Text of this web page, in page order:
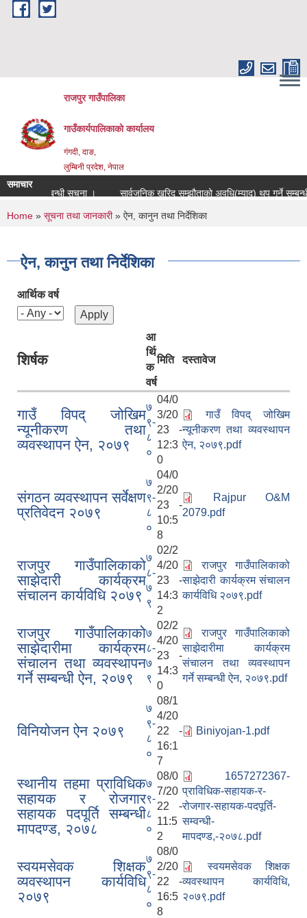
Skip to main content
राजपुर गाउँपालिका
गाउँकार्यपालिकाको कार्यालय
गंगदी, दाङ,
लुम्बिनी प्रदेश, नेपाल
समाचार
हुने सम्बन्धी सूचना ।
सार्वजनिक खरिद सम्झौताको अवधि(म्याद) थप गर्ने
You are here
Home » सूचना तथा जानकारी» ऐन, कानुन तथा निर्देशिका
ऐन, कानुन तथा निर्देशिका
आर्थिक वर्ष
शिर्षक
आ
र्थि
क
वर्ष
मिति दस्तावेज
गाउँ विपद् जोखिम
न्यूनीकरण तथा
व्यवस्थापन ऐन, २०७९
७
९-
८
०
04/0
3/20
23 -
12:3
0
गाउँ विपद् जोखिम
न्यूनीकरण तथा व्यवस्थापन
ऐन, २०७९.pdf
संगठन व्यवस्थापन सर्वेक्षण
प्रतिवेदन २०७९
७
९-
८
०
04/0
2/20
23 -
10:5
8
Rajpur O&M
2079.pdf
राजपुर गाउँपालिकाको
साझेदारी कार्यक्रम
संचालन कार्यविधि २०७९
७
८-
७
९
02/2
4/20
23 -
14:3
2
राजपुर गाउँपालिकाको
साझेदारी कार्यक्रम संचालन
कार्यविधि २०७९.pdf
राजपुर गाउँपालिकाको
साझेदारीमा कार्यक्रम
संचालन तथा व्यवस्थापन
गर्ने सम्बन्धी ऐन, २०७९
७
८-
७
९
02/2
4/20
23 -
14:3
0
राजपुर गाउँपालिकाको
साझेदारीमा कार्यक्रम
संचालन तथा व्यवस्थापन
गर्ने सम्बन्धी ऐन, २०७९.pdf
विनियोजन ऐन २०७९
७
९-
८
०
08/1
4/20
22 -
16:1
7
Biniyojan-1.pdf
स्थानीय तहमा प्राविधिक
सहायक र रोजगार
सहायक पदपूर्ति सम्बन्धी
मापदण्ड, २०७८
७
९-
८
०
08/0
7/20
22 -
11:5
2
1657272367-
प्राविधिक-सहायक-र-
रोजगार-सहायक-पदपूर्ति-
सम्वन्धी-
मापदण्ड,-२०७८.pdf
स्वयमसेवक शिक्षक
व्यवस्थापन कार्यविधि
२०७९
७
९-
८
०
08/0
2/20
22 -
16:5
8
स्वयमसेवक शिक्षक
व्यवस्थापन कार्यविधि,
२०७९.pdf